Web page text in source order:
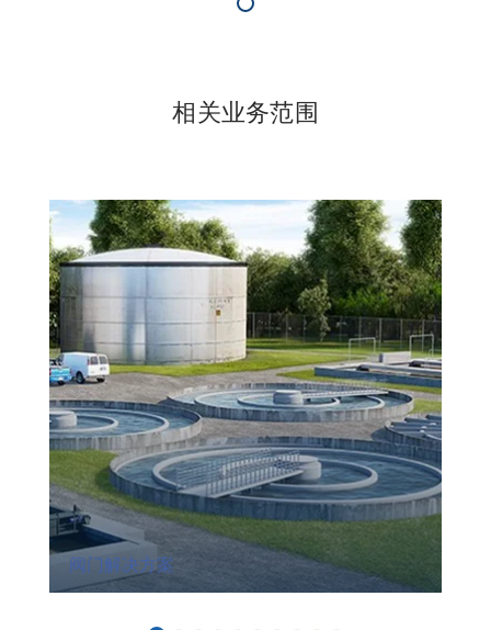
相关业务范围
阀门解决方案